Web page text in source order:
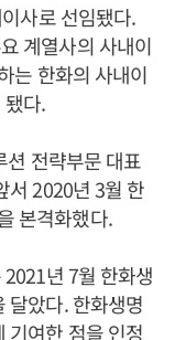
사로 선임됐다.
계열사의 사내이
는 한화의 사내이
다.
전략부문 대표
서 2020년 3월 한
본격화했다.
년 7월 한화생
달았다. 한화생명
기여한 점을 인정